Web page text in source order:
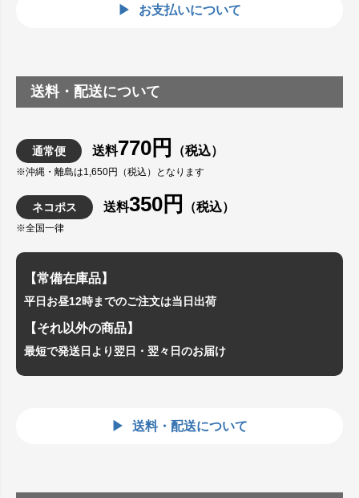
お支払いについて
送料・配送について
通常便 送料770円 （税込）
※沖縄・離島は1,650円（税込）となります
ネコポス 送料350円 （税込）
※全国一律
【常備在庫品】
平日お昼12時までのご注文は当日出荷
【それ以外の商品】
最短で発送日より翌日・翌々日のお届け
送料・配送について